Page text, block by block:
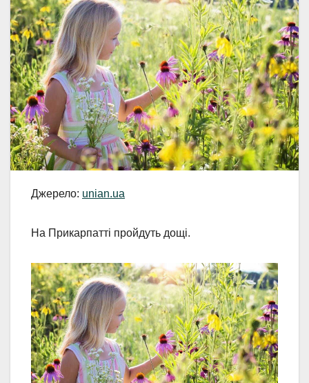
Джерело: unian.ua
На Прикарпатті пройдуть дощі.